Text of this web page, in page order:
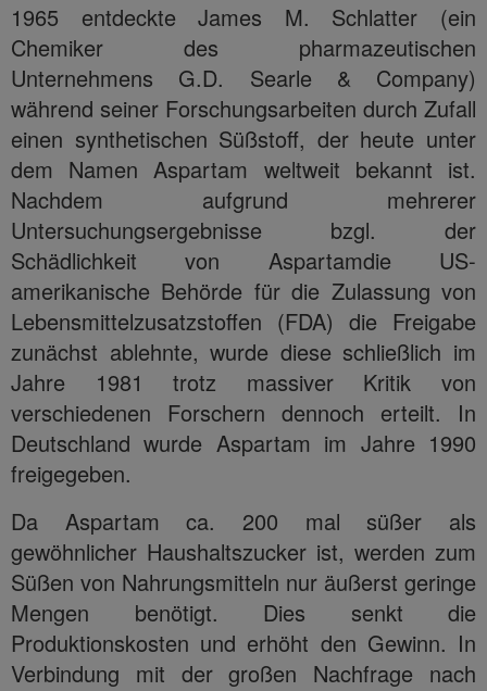
1965 entdeckte James M. Schlatter (ein
Chemiker des pharmazeutischen
Unternehmens G.D. Searle & Company)
während seiner Forschungsarbeiten durch Zufall
einen synthetischen Süßstoff, der heute unter
dem Namen Aspartam weltweit bekannt ist.
Nachdem aufgrund mehrerer
Untersuchungsergebnisse bzgl. der
Schädlichkeit von Aspartamdie US-
amerikanische Behörde für die Zulassung von
Lebensmittelzusatzstoffen (FDA) die Freigabe
zunächst ablehnte, wurde diese schließlich im
Jahre 1981 trotz massiver Kritik von
verschiedenen Forschern dennoch erteilt. In
Deutschland wurde Aspartam im Jahre 1990
freigegeben.
Da Aspartam ca. 200 mal süßer als
gewöhnlicher Haushaltszucker ist, werden zum
Süßen von Nahrungsmitteln nur äußerst geringe
Mengen benötigt. Dies senkt die
Produktionskosten und erhöht den Gewinn. In
Verbindung mit der großen Nachfrage nach